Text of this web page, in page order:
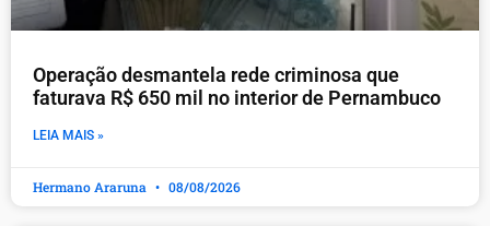
Operação desmantela rede criminosa que
faturava R$ 650 mil no interior de Pernambuco
LEIA MAIS »
Hermano Araruna 08/08/2026